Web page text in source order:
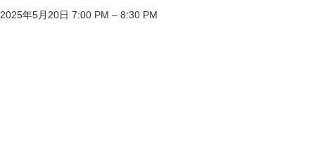
2025年5月20日 7:00 PM – 8:30 PM